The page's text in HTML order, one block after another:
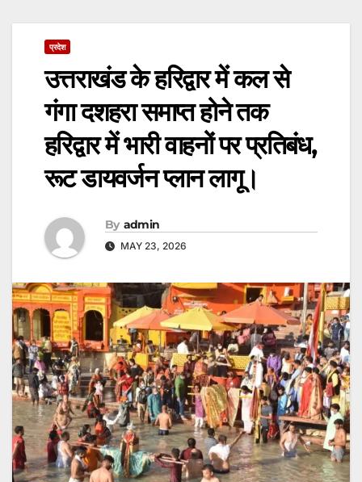
प्रदेश
उत्तराखंड के हरिद्वार में कल से
गंगा दशहरा समाप्त होने तक
हरिद्वार में भारी वाहनों पर प्रतिबंध,
रूट डायवर्जन प्लान लागू।
By admin
MAY 23, 2026